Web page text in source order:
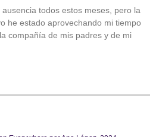
todos estos meses, pero la
he estado aprovechando mi tiempo
compañía de mis padres y de mi